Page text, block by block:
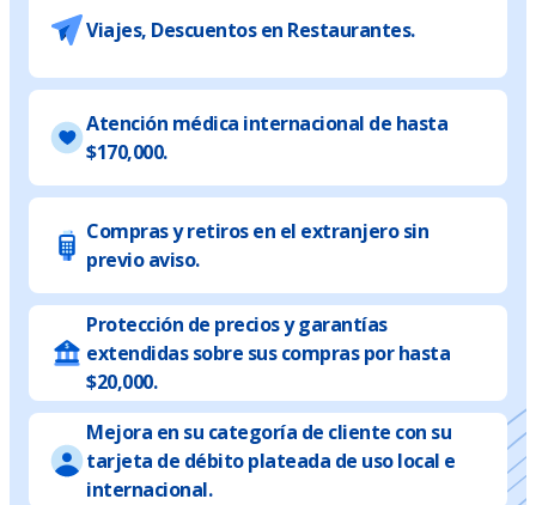
Viajes, Descuentos en Restaurantes.
Atención médica internacional de hasta
$170,000.
Compras y retiros en el extranjero sin
previo aviso.
Protección de precios y garantías
extendidas sobre sus compras por hasta
$20,000.
Mejora en su categoría de cliente con su
tarjeta de débito plateada de uso local e
internacional.